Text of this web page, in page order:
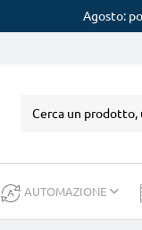
Agosto:
AUTOMAZIONE